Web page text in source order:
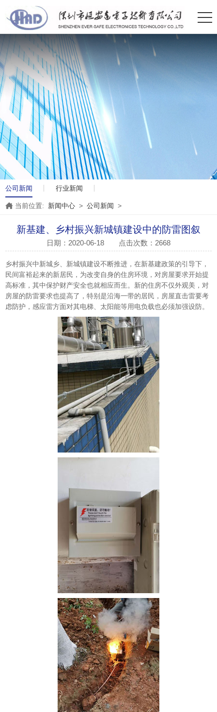
公司新闻 行业新闻
当前位置: 新闻中心 > 公司新闻 >
新基建、乡村振兴新城镇建设中的防雷图叙
日期：2020-06-18 点击次数：2668
乡村振兴中新城乡、新城镇建设不断推进，在新基建政策的引导下，
民间富裕起来的新居民，为改变自身的住房环境，对房屋要求开始提
高标准，其中保护财产安全也就相应而生。新的住房不仅外观美，对
房屋的防雷要求也提高了，特别是沿海一带的居民，房屋直击雷要考
虑防护，感应雷方面对其电梯、太阳能等用电负载也必须加强设防。